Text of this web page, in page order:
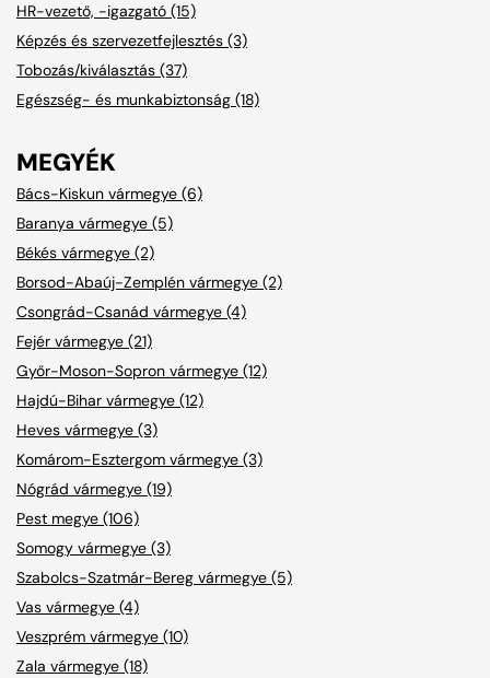
HR-vezető, -igazgató (15)
Képzés és szervezetfejlesztés (3)
Tobozás/kiválasztás (37)
Egészség- és munkabiztonság (18)
MEGYÉK
Bács-Kiskun vármegye (6)
Baranya vármegye (5)
Békés vármegye (2)
Borsod-Abaúj-Zemplén vármegye (2)
Csongrád-Csanád vármegye (4)
Fejér vármegye (21)
Győr-Moson-Sopron vármegye (12)
Hajdú-Bihar vármegye (12)
Heves vármegye (3)
Komárom-Esztergom vármegye (3)
Nógrád vármegye (19)
Pest megye (106)
Somogy vármegye (3)
Szabolcs-Szatmár-Bereg vármegye (5)
Vas vármegye (4)
Veszprém vármegye (10)
Zala vármegye (18)